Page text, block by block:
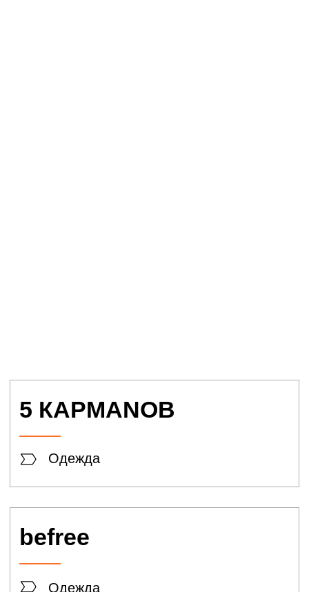
Calista
Одежда
CHARUEL
GERRY WEBER